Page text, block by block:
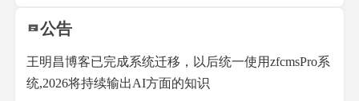
公告
王明昌博客已完成系统迁移，以后统一使用zfcmsPro系
统,2026将持续输出AI方面的知识